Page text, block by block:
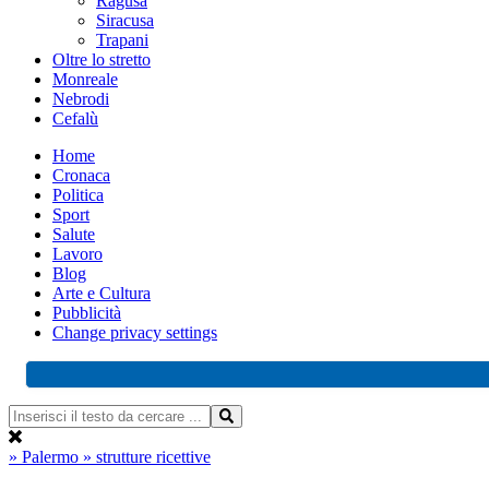
Siracusa
Trapani
Oltre lo stretto
Monreale
Nebrodi
Cefalù
Home
Cronaca
Politica
Sport
Salute
Lavoro
Blog
Arte e Cultura
Pubblicità
Change privacy settings
» Palermo » strutture ricettive